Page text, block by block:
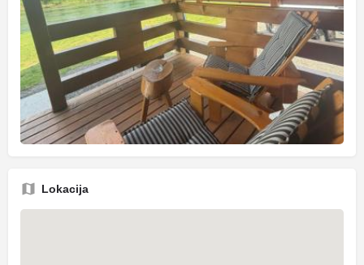
Lokacija